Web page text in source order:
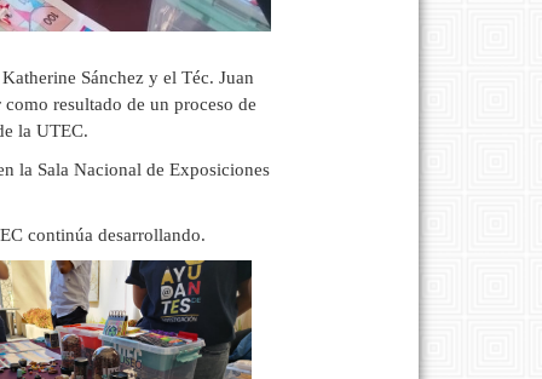
Sánchez y el Téc. Juan
resultado de un proceso de
la UTEC.
la Sala Nacional de Exposiciones
continúa desarrollando.